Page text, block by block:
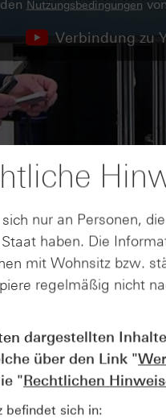
Nutzungsbedingungen
Verbindung zu
Der Blick
vom
nur an Personen,
haben. Die
mit Wohnsitz bzw.
regelmäßig nicht
dargestellten
über den Link "
"Rechtlichen
befindet sich in: